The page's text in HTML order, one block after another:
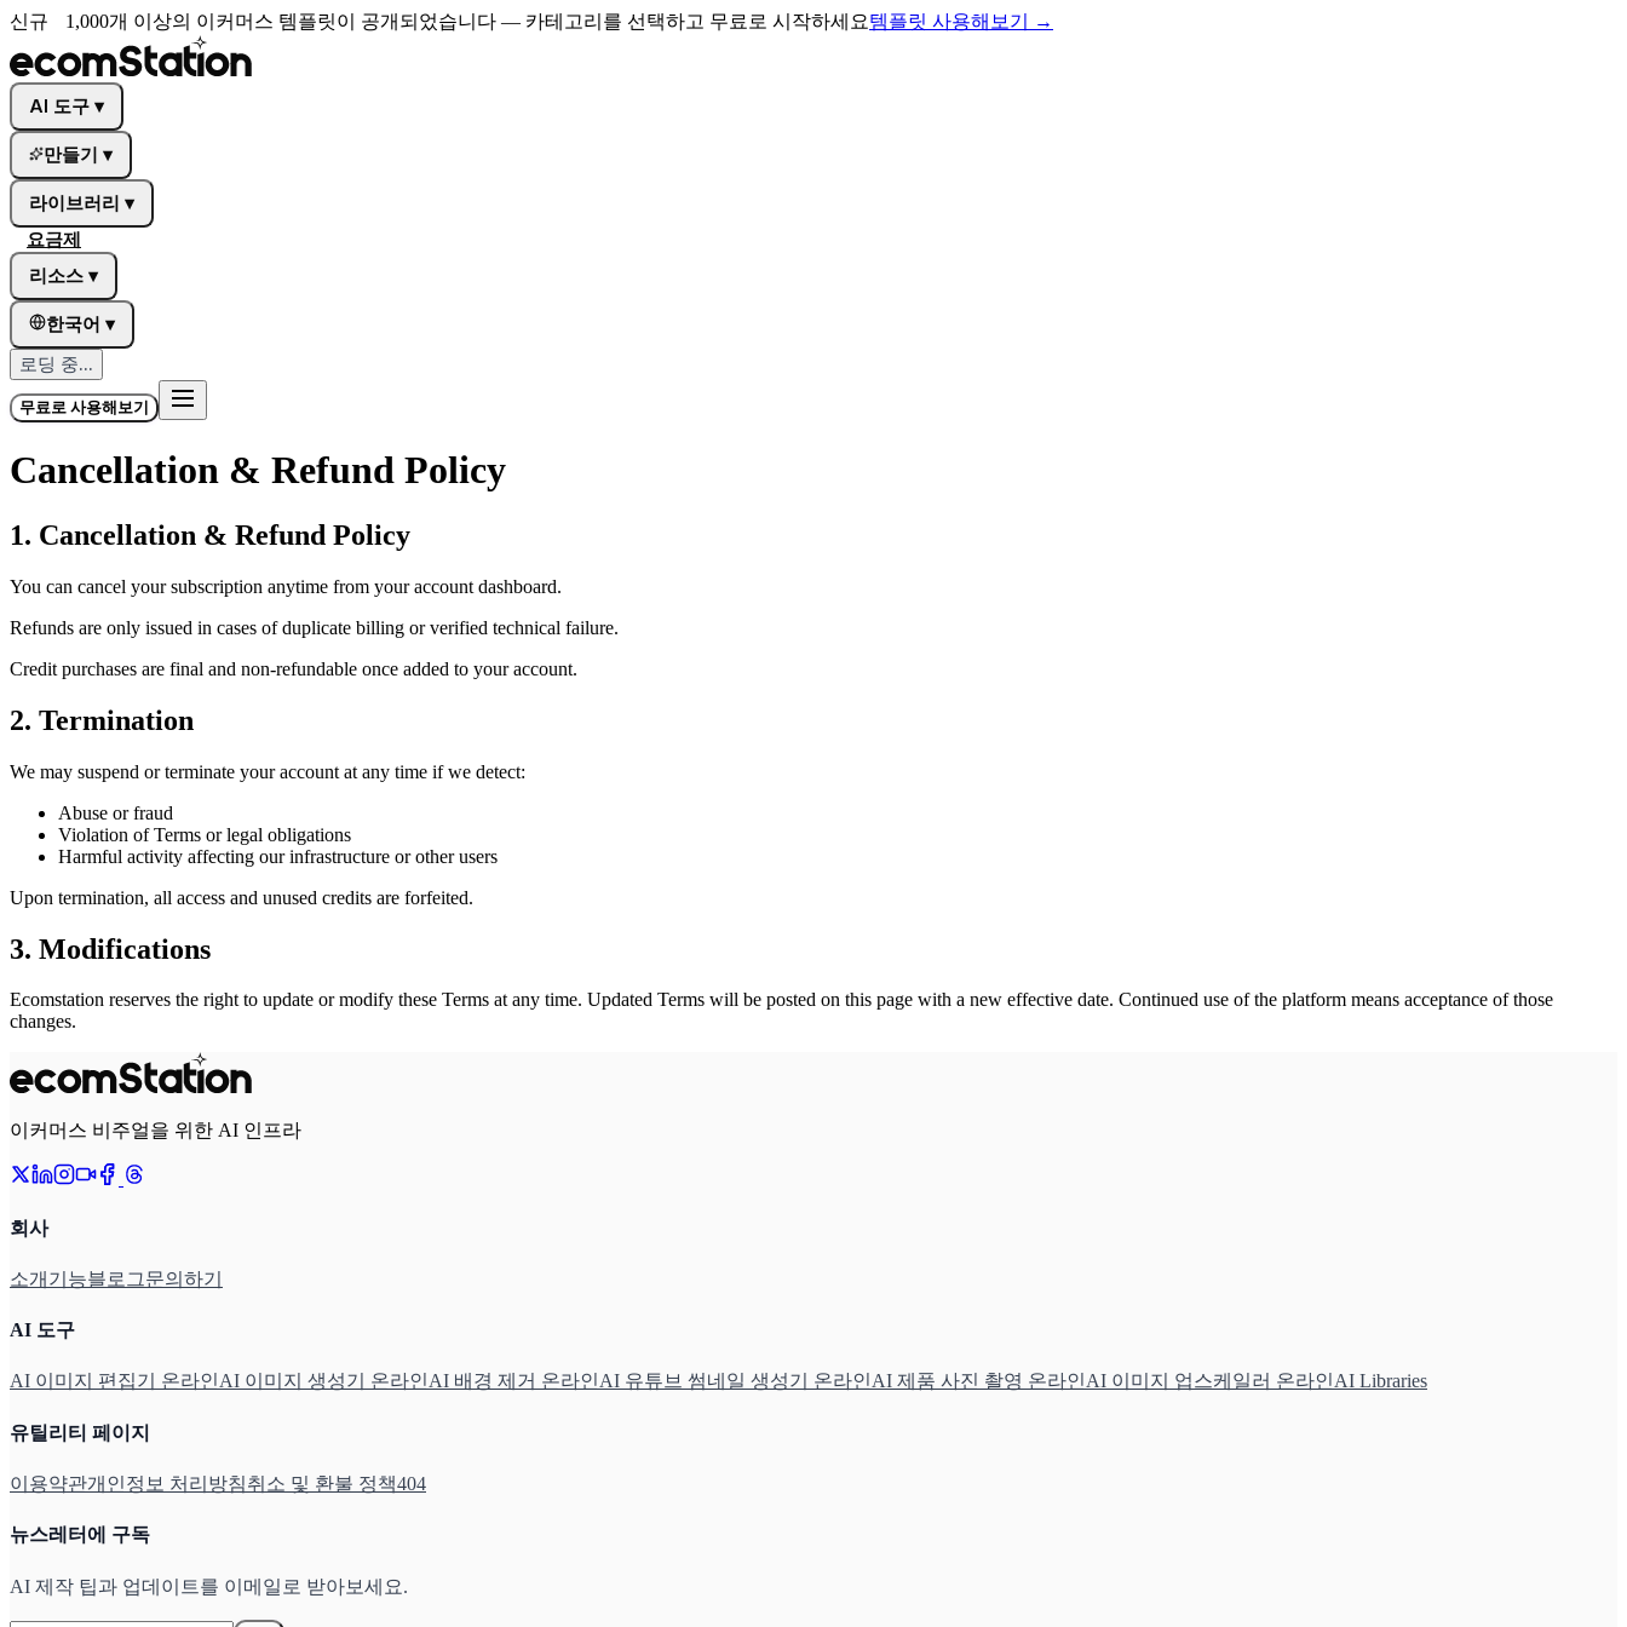
신규 1,000개 이상의 이커머스 템플릿이 공개되었습니다 — 카테고리를 선택하고 무료로 시작하세요템플릿 사용해보기 →
AI 도구 ▾
만들기 ▾
라이브러리 ▾
요금제
리소스 ▾
한국어 ▾
로딩 중...
무료로 사용해보기
Cancellation & Refund Policy
1. Cancellation & Refund Policy
You can cancel your subscription anytime from your account dashboard.
Refunds are only issued in cases of duplicate billing or verified technical failure.
Credit purchases are final and non-refundable once added to your account.
2. Termination
We may suspend or terminate your account at any time if we detect:
Abuse or fraud
Violation of Terms or legal obligations
Harmful activity affecting our infrastructure or other users
Upon termination, all access and unused credits are forfeited.
3. Modifications
Ecomstation reserves the right to update or modify these Terms at any time. Updated Terms will be posted on this page with a new effective date. Continued use of the platform means acceptance of those
changes.
이커머스 비주얼을 위한 AI 인프라
회사
소개 기능블로그문의하기
AI 도구
AI 이미지 편집기 온라인AI 이미지 생성기 온라인AI 배경 제거 온라인AI 유튜브 썸네일 생성기 온라인AI 제품 사진 촬영 온라인AI 이미지 업스케일러 온라인AI Libraries
유틸리티 페이지
이용약관개인정보 처리방침취소 및 환불 정책404
뉴스레터에 구독
AI 제작 팁과 업데이트를 이메일로 받아보세요.